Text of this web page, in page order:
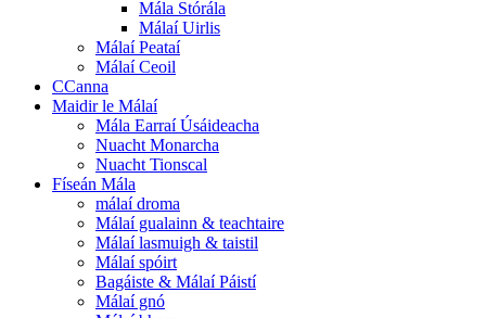
Mála Stórála
Málaí Uirlis
Málaí Peataí
Málaí Ceoil
CCanna
Maidir le Málaí
Mála Earraí Úsáideacha
Nuacht Monarcha
Nuacht Tionscal
Físeán Mála
málaí droma
Málaí gualainn & teachtaire
Málaí lasmuigh & taistil
Málaí spóirt
Bagáiste & Málaí Páistí
Málaí gnó